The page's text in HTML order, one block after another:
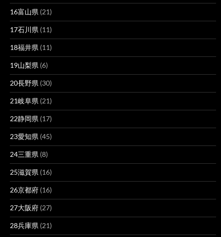
16富山県 (21)
17石川県 (11)
18福井県 (11)
19山梨県 (6)
20長野県 (30)
21岐阜県 (21)
22静岡県 (17)
23愛知県 (45)
24三重県 (8)
25滋賀県 (16)
26京都府 (16)
27大阪府 (27)
28兵庫県 (21)